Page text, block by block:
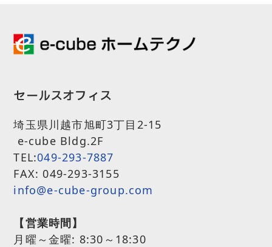
セールスオフィス
埼玉県川越市旭町3丁目2-15
e-cube Bldg.2F
TEL:049-293-7887
FAX: 049-293-3155
info@e-cube-group.com
【営業時間】
月曜～金曜: 8:30～18:30